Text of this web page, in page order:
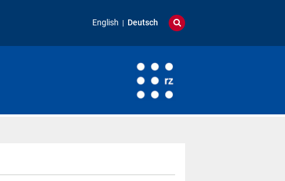
English Deutsch